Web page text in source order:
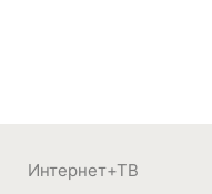
Интернет+ТВ